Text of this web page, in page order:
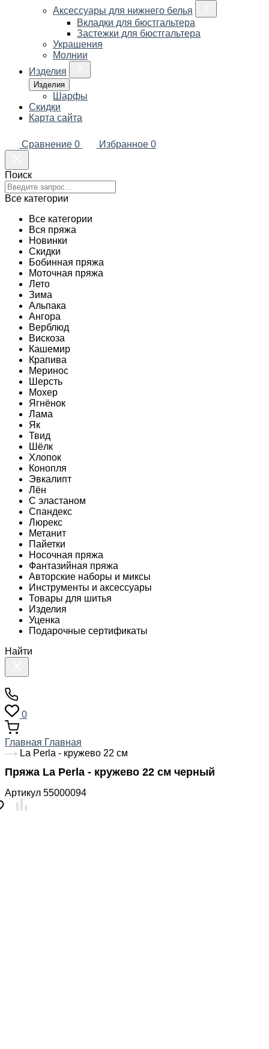
Аксессуары для нижнего белья
Вкладки для бюстгальтера
Застежки для бюстгальтера
Украшения
Молнии
Изделия
Изделия
Шарфы
Скидки
Карта сайта
Сравнение 0 Избранное 0
Поиск
Все категории
Все категории
Вся пряжа
Новинки
Скидки
Бобинная пряжа
Моточная пряжа
Лето
Зима
Альпака
Ангора
Верблюд
Вискоза
Кашемир
Крапива
Меринос
Шерсть
Мохер
Ягнёнок
Лама
Як
Твид
Шёлк
Хлопок
Конопля
Эвкалипт
Лён
C эластаном
Спандекс
Люрекс
Метанит
Пайетки
Носочная пряжа
Фантазийная пряжа
Авторские наборы и миксы
Инструменты и аксессуары
Товары для шитья
Изделия
Уценка
Подарочные сертификаты
Найти
0
Главная Главная
La Perla - кружево 22 см
Пряжа La Perla - кружево 22 см черный
Артикул 55000094